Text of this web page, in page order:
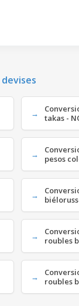
takas -
pesos
roubles
roubles